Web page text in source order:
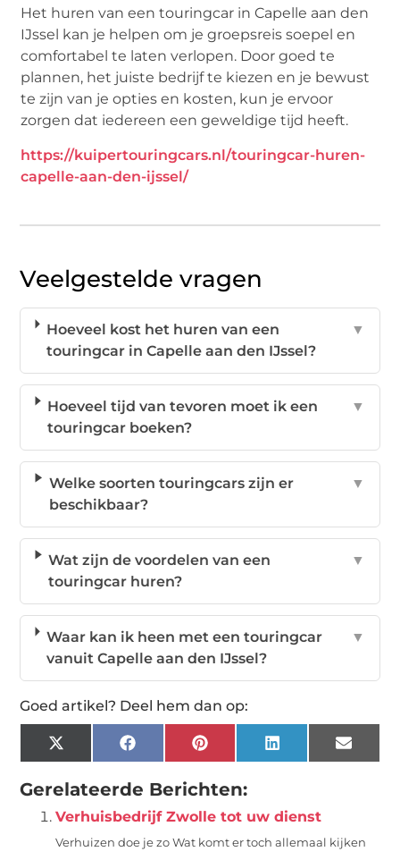
Het huren van een touringcar in Capelle aan den
IJssel kan je helpen om je groepsreis soepel en
comfortabel te laten verlopen. Door goed te
plannen, het juiste bedrijf te kiezen en je bewust
te zijn van je opties en kosten, kun je ervoor
zorgen dat iedereen een geweldige tijd heeft.
https://kuipertouringcars.nl/touringcar-huren-
capelle-aan-den-ijssel/
Veelgestelde vragen
Hoeveel kost het huren van een
touringcar in Capelle aan den IJssel?
▼
Hoeveel tijd van tevoren moet ik een
touringcar boeken?
▼
Welke soorten touringcars zijn er
beschikbaar?
▼
Wat zijn de voordelen van een
touringcar huren?
▼
Waar kan ik heen met een touringcar
vanuit Capelle aan den IJssel?
▼
Goed artikel? Deel hem dan op:
X
(Twitter)
FacebookPinterestLinkedIn Email
Gerelateerde Berichten:
Verhuisbedrijf Zwolle tot uw dienst
Verhuizen doe je zo Wat komt er toch allemaal kijken